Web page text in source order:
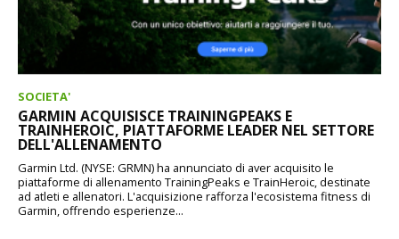
SOCIETA'
GARMIN ACQUISISCE TRAININGPEAKS E
TRAINHEROIC, PIATTAFORME LEADER NEL SETTORE
DELL'ALLENAMENTO
Garmin Ltd. (NYSE: GRMN) ha annunciato di aver acquisito le
piattaforme di allenamento TrainingPeaks e TrainHeroic, destinate
ad atleti e allenatori. L'acquisizione rafforza l'ecosistema fitness di
Garmin, offrendo esperienze...